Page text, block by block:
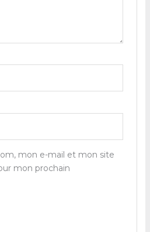
mon e-mail et mon site
mon prochain